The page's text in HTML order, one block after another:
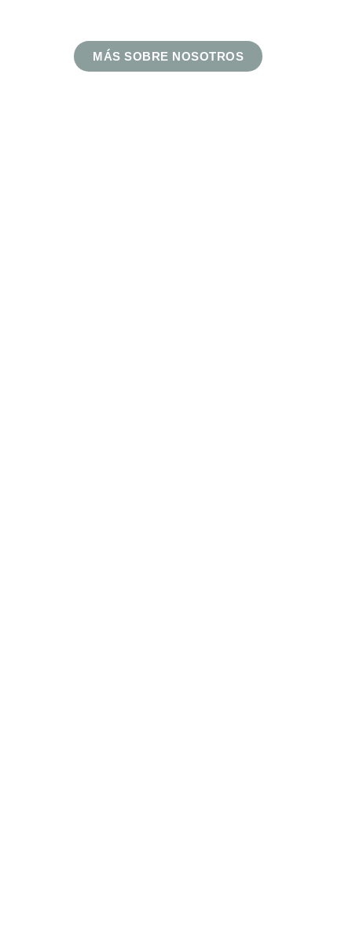
MÁS SOBRE NOSOTROS